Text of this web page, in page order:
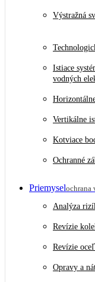
Výstražná
Istiace
vodných
Vertikálne
Kotviace
Ochranné
Priemyselochrana
Analýza
Revízie
Revízie
Opravy a